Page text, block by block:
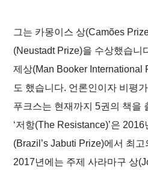
그는 카몽이스 상(Camões
(Neustadt Prize)을 수상했습니
제상(Man Booker International
도 했습니다. 언론인이자 비평
푸크스는 현재까지 5권의 책을
‘저항(The Resistance)’은
(Brazil’s Jabuti Prize)에서 최
2017년에는 주제 사라마구 상